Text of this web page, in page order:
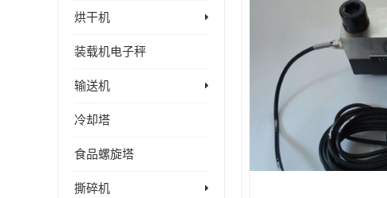
烘干机
装载机电子秤
输送机
冷却塔
食品螺旋塔
撕碎机